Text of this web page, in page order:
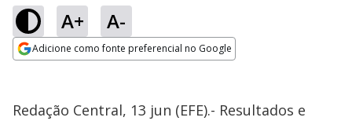
A+ A-
Adicione como fonte preferencial no Google
Redação Central, 13 jun (EFE).- Resultados e